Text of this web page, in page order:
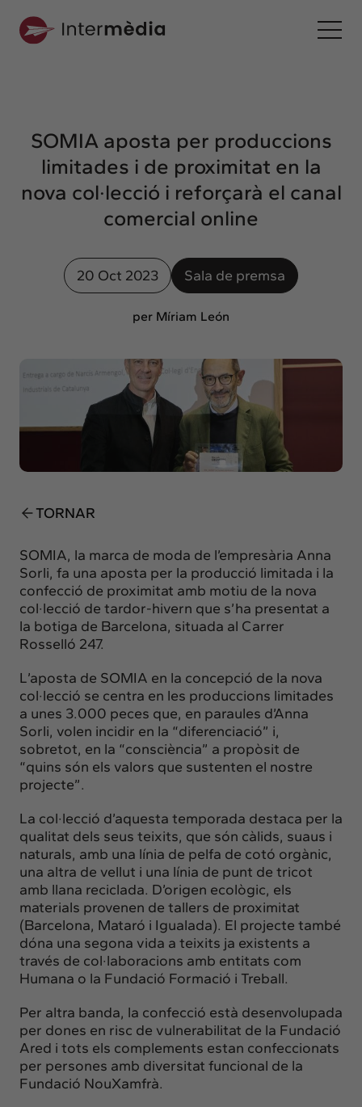
Interconnexió
Els nostres serveis
Interacció
Intermèdia
Confidencial
Interrelació
Insights
Actualitat
Intercanvi
SOMIA aposta per produccions
limitades i de proximitat en la
nova col·lecció i reforçarà el canal
comercial online
20 Oct 2023 Sala de premsa
per Míriam León
TORNAR
SOMIA, la marca de moda de l’empresària Anna
Sorli, fa una aposta per la producció limitada i la
confecció de proximitat amb motiu de la nova
col·lecció de tardor-hivern que s’ha presentat a
la botiga de Barcelona, situada al Carrer
Rosselló 247.
L’aposta de SOMIA en la concepció de la nova
col·lecció se centra en les produccions limitades
a unes 3.000 peces que, en paraules d’Anna
Sorli, volen incidir en la “diferenciació” i,
sobretot, en la “consciència” a propòsit de
“quins són els valors que sustenten el nostre
projecte”.
La col·lecció d’aquesta temporada destaca per la
qualitat dels seus teixits, que són càlids, suaus i
naturals, amb una línia de pelfa de cotó orgànic,
una altra de vellut i una línia de punt de tricot
amb llana reciclada. D’origen ecològic, els
materials provenen de tallers de proximitat
(Barcelona, Mataró i Igualada). El projecte també
dóna una segona vida a teixits ja existents a
través de col·laboracions amb entitats com
Humana o la Fundació Formació i Treball.
Per altra banda, la confecció està desenvolupada
per dones en risc de vulnerabilitat de la Fundació
Ared i tots els complements estan confeccionats
per persones amb diversitat funcional de la
Fundació NouXamfrà.